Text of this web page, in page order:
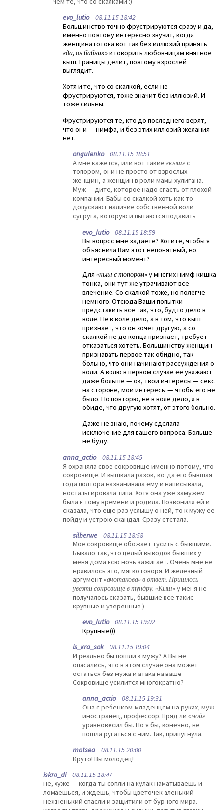
evo_lutio08.11.15 18:42
Большинство точно фрустрируются сразу и да,
именно поэтому интересно звучит, когда
женщина готова вот так без иллюзий принять
«да, он бабник»и говорить любовницам внятное
кыш. Границы делит, поэтому взрослей
выглядит.
Хотя и те, что со скалкой, если не
фрустрируются, тоже значит без иллюзий. И
тоже сильны.
Фрустрируются те, кто до последнего верят,
что они — нимфа, и без этих иллюзий желания
нет.
ongulenko08.11.15 18:51
А мне кажется, или вот такие «кыш»с
топором, они не просто от взрослых
женщин, а женщин в роли мамы хулигана.
Муж — дите, которое надо спасть от плохой
компании. Бабы со скалкой хоть как то
допускают наличие собственной воли
супруга, которую и пытаются подавить
evo_lutio08.11.15 18:59
Вы вопрос мне задаете? Хотите, чтобы я
объяснила Вам этот непонятный, но
интересный момент?
Для «кыш с топором»у многих нимф кишка
тонка, они тут же утрачивают все
влечение. Со скалкой тоже, но полегче
немного. Отсюда Ваши попытки
представить все так, что, будто дело в
воле. Не в воле дело, а в том, что кыш
признает, что он хочет другую, а со
скалкой не до конца признает, требует
отказаться хотеть. Большинству женщин
признавать первое так обидно, так
больно, что они начинают рассуждения о
воли. А волю в первом случае ее уважают
даже больше — ок, твои интересы — секс
на стороне, мои интересы — чтобы его не
было. Но повторю, не в воле дело, а в
обиде, что другую хотят, от этого больно.
Даже не знаю, почему сделала
исключение для вашего вопроса. Больше
не буду.
anna_actio08.11.15 18:45
Я охраняла свое сокровище именно потому, что
сокровище. И кышкала разок, когда его бывшая
года полтора названивала ему и написывала,
ностальгировала типа. Хотя она уже замужем
была к тому времени и родила. Позвонила ей и
сказала, что еще раз услышу о ней, то к мужу ее
пойду и устрою скандал. Сразу отстала.
silberwe 08.11.15 18:58
Мое сокровище обожает тусить с бывшими.
Бывало так, что целый выводок бывших у
меня дома всю ночь зажигает. Очень мне не
нравилось это, мягко говоря. И железный
аргумент«ачотакова» в ответ. Пришлось
увезти сокровище в тундру. «Кыш»у меня не
получалось сказать, бывшие все такие
крупные и уверенные )
evo_lutio08.11.15 19:02
Крупные)))
is_kra_sok08.11.15 19:04
И реально бы пошли к мужу? А Вы не
опасались, что в этом случае она может
остаться без мужа и атака на ваше
Сокровище усилится многократно?
anna_actio08.11.15 19:31
Она с ребенком-младенцем на руках, муж-
иностранец, профессор. Вряд ли «мой»
уравновесил бы. Но я бы, конечно, не
пошла ругаться с ним. Так, припугнула.
matsea 08.11.15 20:00
Круто! Вы молодец!
iskra_di08.11.15 18:47
не, хуже — когда ты сопли на кулак наматываешь и
ломаешься, и ждешь, чтобы цветочек аленький
нежненький спасли и защитили от бурного мира.